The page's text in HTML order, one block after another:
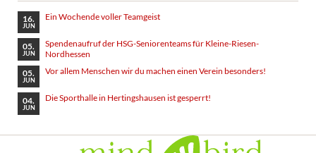
16.
JUN
Ein Wochende voller Teamgeist
05.
JUN
Spendenaufruf der HSG-Seniorenteams für Kleine-Riesen-
Nordhessen
05.
JUN
Vor allem Menschen wir du machen einen Verein besonders!
04.
JUN
Die Sporthalle in Hertingshausen ist gesperrt!